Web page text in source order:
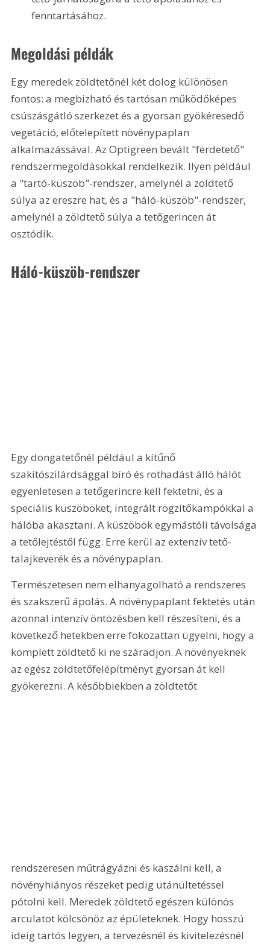
fenntartásához.
Megoldási példák
Egy meredek zöldtetőnél két dolog különösen
fontos: a megbizható és tartósan működőképes
csúszásgátló szerkezet és a gyorsan gyökéresedő
vegetáció, előtelepített növénypaplan
alkalmazássával. Az Optigreen bevált "ferdetető"
rendszermegoldásokkal rendelkezik. Ilyen például
a "tartó-küszöb"-rendszer, amelynél a zöldtető
súlya az ereszre hat, és a "háló-küszöb"-rendszer,
amelynél a zöldtető súlya a tetőgerincen át
osztódik.
Háló-küszöb-rendszer
Egy dongatetőnél például a kítűnő
szakítószilárdsággal bíró és rothadást álló hálót
egyenletesen a tetőgerincre kell fektetni, és a
speciális küszöböket, integrált rögzítőkampókkal a
hálóba akasztani. A küszöbök egymástóli távolsága
a tetőlejtéstől függ. Erre kerül az extenzív tető-
talajkeverék és a növénypaplan.
Természetesen nem elhanyagolható a rendszeres
és szakszerű ápolás. A növénypaplant fektetés után
azonnal intenzív öntözésben kell részesíteni, és a
következő hetekben erre fokozattan ügyelni, hogy a
komplett zöldtető ki ne száradjon. A növényeknek
az egész zöldtetőfelépítményt gyorsan át kell
gyökerezni. A későbbiekben a zöldtetőt
rendszeresen műtrágyázni és kaszálni kell, a
növényhiányos részeket pedig utánültetéssel
pótolni kell. Meredek zöldtető egészen különös
arculatot kölcsönöz az épületeknek. Hogy hosszú
ideig tartós legyen, a tervezésnél és kivitelezésnél